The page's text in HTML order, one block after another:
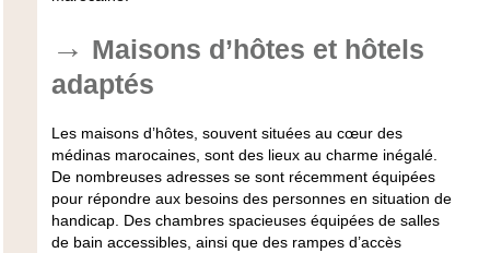
Maisons d’hôtes et hôtels
adaptés
Les maisons d’hôtes, souvent situées au cœur des
médinas marocaines, sont des lieux au charme inégalé.
De nombreuses adresses se sont récemment équipées
pour répondre aux besoins des personnes en situation de
handicap. Des chambres spacieuses équipées de salles
de bain accessibles, ainsi que des rampes d’accès